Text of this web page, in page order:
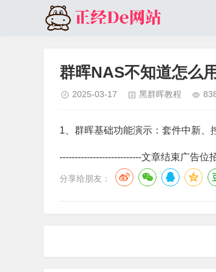
群晖NAS不知道怎么
2025-03-17 黑群晖教程
1、群晖基础功能演示：套件中新、
---------------------------文章结束广告位
分享给朋友：